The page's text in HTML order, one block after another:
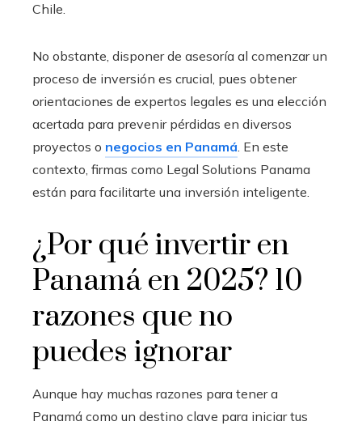
Chile.
No obstante, disponer de asesoría al comenzar un
proceso de inversión es crucial, pues obtener
orientaciones de expertos legales es una elección
acertada para prevenir pérdidas en diversos
proyectos o negocios en Panamá. En este
contexto, firmas como Legal Solutions Panama
están para facilitarte una inversión inteligente.
¿Por qué invertir en
Panamá en 2025? 10
razones que no
puedes ignorar
Aunque hay muchas razones para tener a
Panamá como un destino clave para iniciar tus